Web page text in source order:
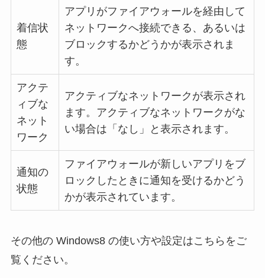
着信状
態
アプリがファイアウォールを経由して
ネットワークへ接続できる、あるいは
ブロックするかどうかが表示されま
す。
アクテ
ィブな
ネット
ワーク
アクティブなネットワークが表示され
ます。アクティブなネットワークがな
い場合は「なし」と表示されます。
通知の
状態
ファイアウォールが新しいアプリをブ
ロックしたときに通知を受けるかどう
かが表示されています。
その他の Windows8 の使い方や設定はこちらをご
覧ください。